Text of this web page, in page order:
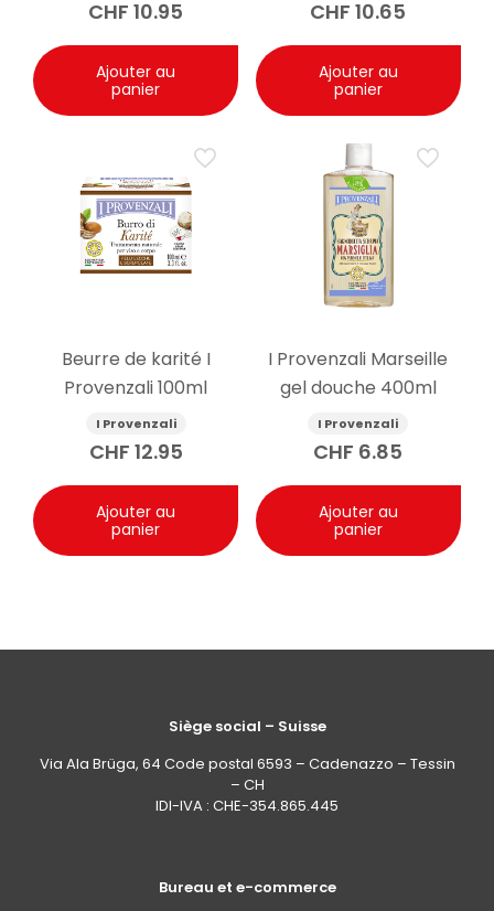
CHF 10.95
Ajouter au
panier
CHF 10.65
Ajouter au
panier
Beurre de karité I
Provenzali 100ml
I Provenzali
CHF 12.95
Ajouter au
panier
I Provenzali Marseille
gel douche 400ml
I Provenzali
CHF 6.85
Ajouter au
panier
Siège social – Suisse
Via Ala Brüga, 64 Code postal 6593 – Cadenazzo – Tessin
– CH
IDI-IVA : CHE-354.865.445
Bureau et e-commerce